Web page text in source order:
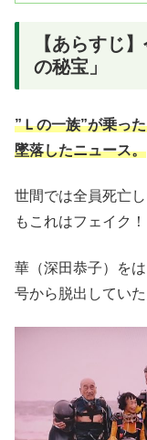
【あらすじ
の秘宝」
”Ｌの一族”が乗っ
墜落したニュース。
世間では全員死亡
もこれはフェイク！
華（深田恭子）を
号から脱出してい